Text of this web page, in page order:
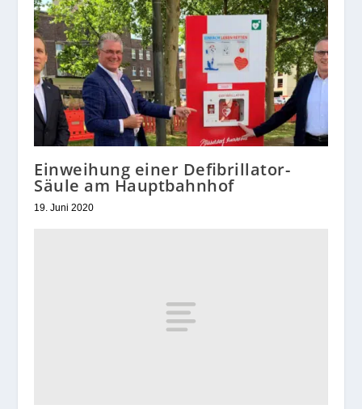
Einweihung einer Defibrillator-
Säule am Hauptbahnhof
19. Juni 2020